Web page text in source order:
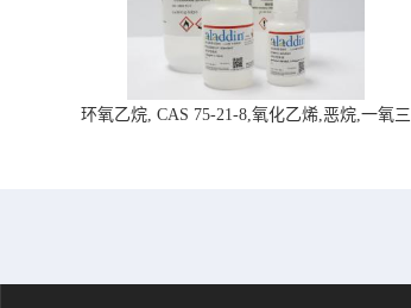
环氧乙烷, CAS 75-21-8,氧化乙烯,恶烷,一氧三